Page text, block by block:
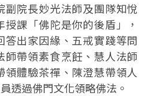
院長妙光法師及團隊知悅
課「佛陀是你的後盾」，
出家因緣、五戒實踐等問
師帶領素食烹飪、慧人法師
體驗茶禪、陳澄慧帶領人
透過佛門文化領略佛法。